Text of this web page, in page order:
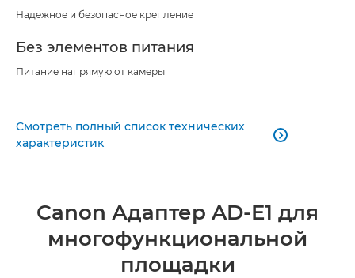
Надежное и безопасное крепление
Без элементов питания
Питание напрямую от камеры
Смотреть полный список технических
характеристик

Canon Адаптер AD-E1 для
многофункциональной
площадки